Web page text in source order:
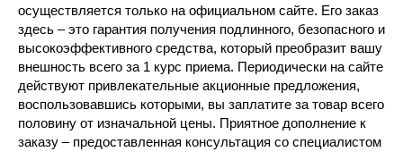
осуществляется только на официальном сайте. Его заказ
здесь – это гарантия получения подлинного, безопасного и
высокоэффективного средства, который преобразит вашу
внешность всего за 1 курс приема. Периодически на сайте
действуют привлекательные акционные предложения,
воспользовавшись которыми, вы заплатите за товар всего
половину от изначальной цены. Приятное дополнение к
заказу – предоставленная консультация со специалистом